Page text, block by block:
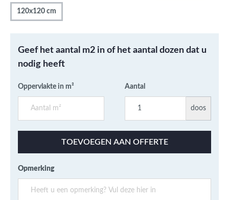
120x120 cm
Geef het aantal m2 in of het aantal dozen dat u
nodig heeft
Oppervlakte in m² Aantal
doos
TOEVOEGEN AAN OFFERTE
Opmerking